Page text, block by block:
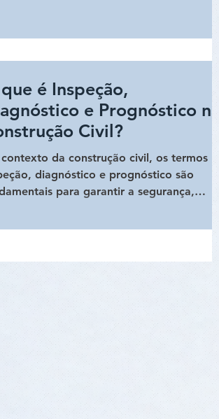
é Inspeção,
e Prognóstico
Civil?
da construção civil, os termos
diagnóstico e prognóstico são
para garantir a segurança,